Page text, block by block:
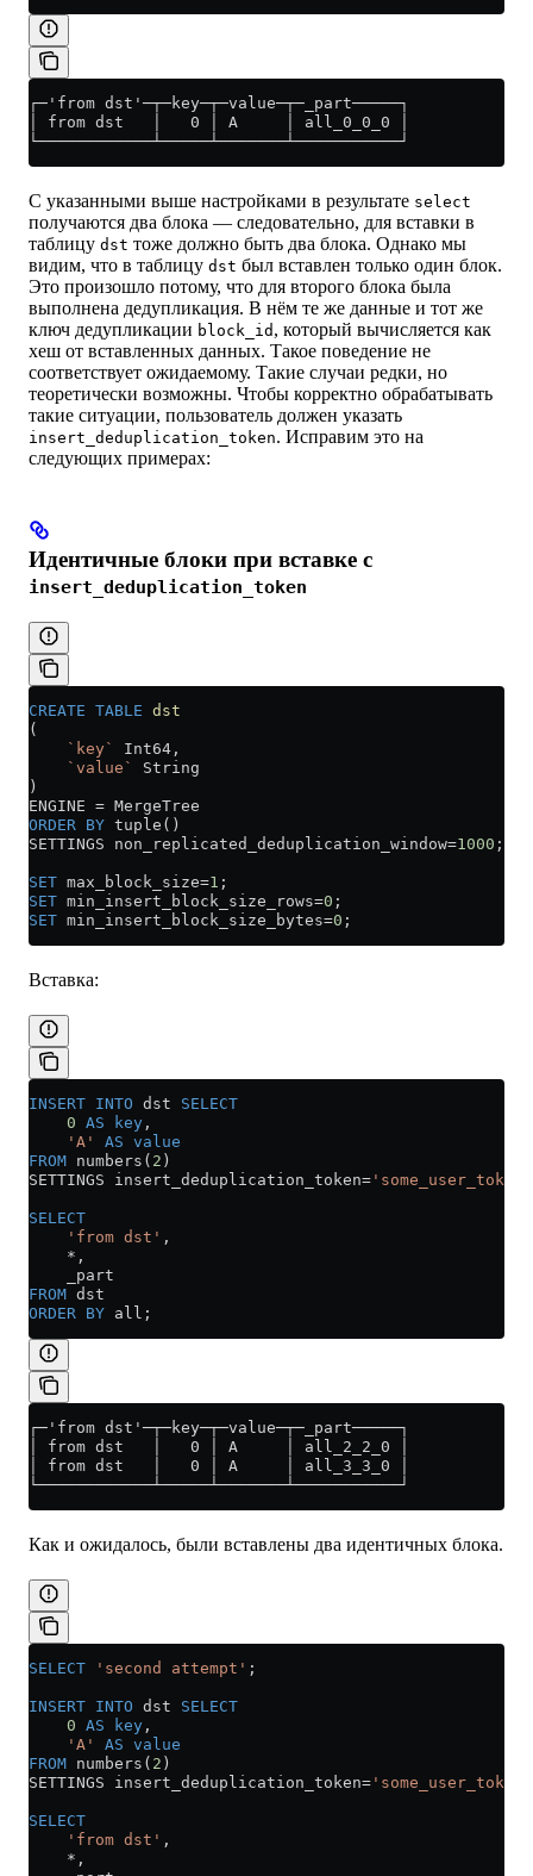
┌─'from dst'─┬─key─┬─value─┬─_part─────┐
│ from dst   │   0 │ A     │ all_0_0_0 │
└────────────┴─────┴───────┴───────────┘
С указанными выше настройками в результате select
получаются два блока — следовательно, для вставки в
таблицу dst тоже должно быть два блока. Однако мы
видим, что в таблицу dst был вставлен только один блок.
Это произошло потому, что для второго блока была
выполнена дедупликация. В нём те же данные и тот же
ключ дедупликации block_id , который вычисляется как
хеш от вставленных данных. Такое поведение не
соответствует ожидаемому. Такие случаи редки, но
теоретически возможны. Чтобы корректно обрабатывать
такие ситуации, пользователь должен указать
insert_deduplication_token. Исправим это на
следующих примерах:
Идентичные блоки при вставке с
insert_deduplication_token
CREATE TABLE dst
(
    `key`
Int64,
    `value`
String
)
ENGINE = MergeTree
ORDER BY tuple()
SETTINGS non_replicated_deduplication_window=1000 ;
SET max_block_size=1 ;
SET min_insert_block_size_rows=0 ;
SET min_insert_block_size_bytes=0 ;
Вставка:
INSERT INTO dst SELECT
    0
AS key ,
    'A'
AS value
FROM numbers( 2 )
SETTINGS insert_deduplication_token= 'some_user_token'
SELECT
    'from dst'
,
    *
,
    _part
FROM dst
ORDER BY all;
┌─'from dst'─┬─key─┬─value─┬─_part─────┐
│ from dst   │   0 │ A     │ all_2_2_0 │
│ from dst   │   0 │ A     │ all_3_3_0 │
└────────────┴─────┴───────┴───────────┘
Как и ожидалось, были вставлены два идентичных блока.
SELECT 'second attempt' ;
INSERT INTO dst SELECT
    0
AS key ,
    'A'
AS value
FROM numbers( 2 )
SETTINGS insert_deduplication_token= 'some_user_token'
SELECT
    'from dst'
,
    *
,